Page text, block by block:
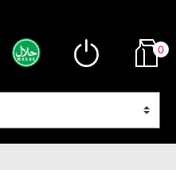
0